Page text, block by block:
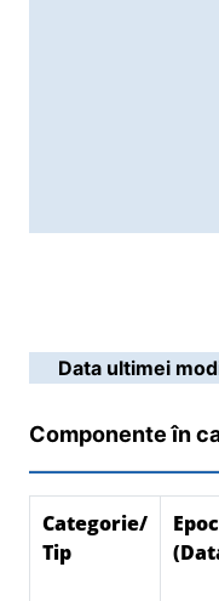
Data ultimei
Componente în
Categorie/
Tip